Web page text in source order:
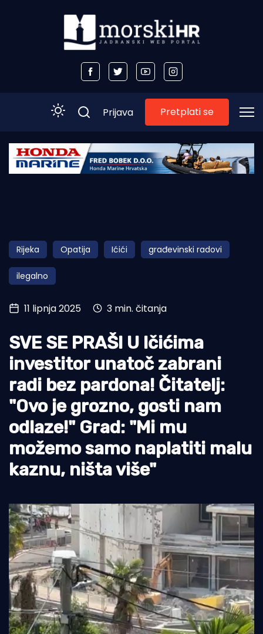
Početna
Obala
Otoci
Turizam i nautika
Pomorstvo
Ekologija
Tradicija i kultura
Prijava Pretplati se
Rijeka Opatija Ićići građevinski radovi
ilegalno
11 lipnja 2025 3 min. čitanja
SVE SE PRAŠI U Ičićima
investitor unatoč zabrani
radi bez pardona! Čitatelj:
"Ovo je grozno, gosti nam
odlaze!" Grad: "Mi mu
možemo samo naplatiti malu
kaznu, ništa više"